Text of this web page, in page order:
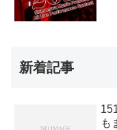
新着記事
も